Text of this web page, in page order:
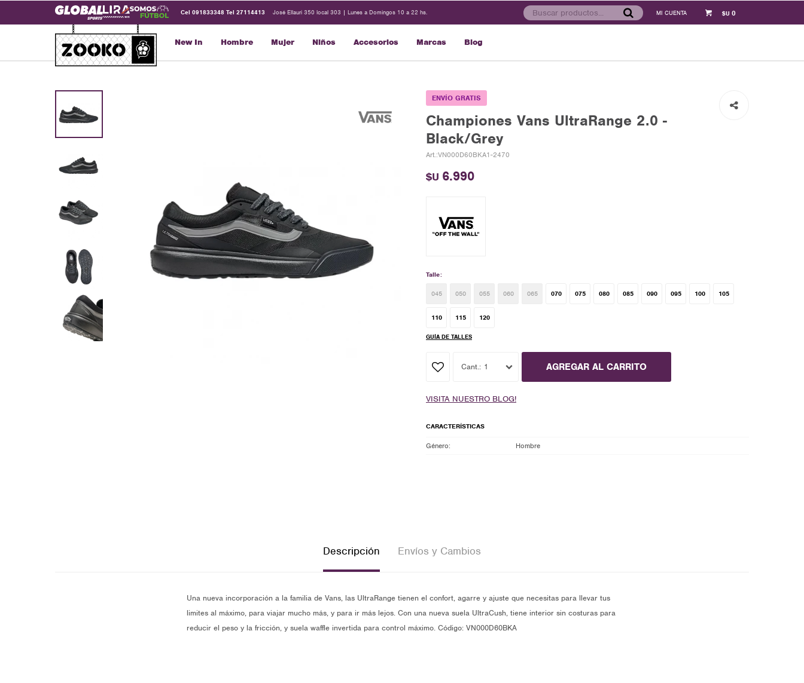
New In Hombre Mujer Niños Accesorios Marcas Blog
$U 0
Cel 091833348 Tel 27114413 José Ellauri 350 local 303 | Lunes a Domingos 10 a 22 hs.
ENVÍO GRATIS
Championes Vans UltraRange 2.0 -
Black/Grey
VN000D60BKA1-2470
$U 6.990
Talle:
045 050 055 060 065 070 075 080 085 090 095 100 105
110 115 120
GUÍA DE TALLES
1 AGREGAR AL CARRITO
VISITA NUESTRO BLOG!
CARACTERÍSTICAS
Género Hombre
Descripción Envíos y Cambios
Una nueva incorporación a la familia de Vans, las UltraRange tienen el confort, agarre y ajuste que necesitas para llevar tus
limites al máximo, para viajar mucho más, y para ir más lejos. Con una nueva suela UltraCush, tiene interior sin costuras para
reducir el peso y la fricción, y suela waffle invertida para control máximo. Código: VN000D60BKA